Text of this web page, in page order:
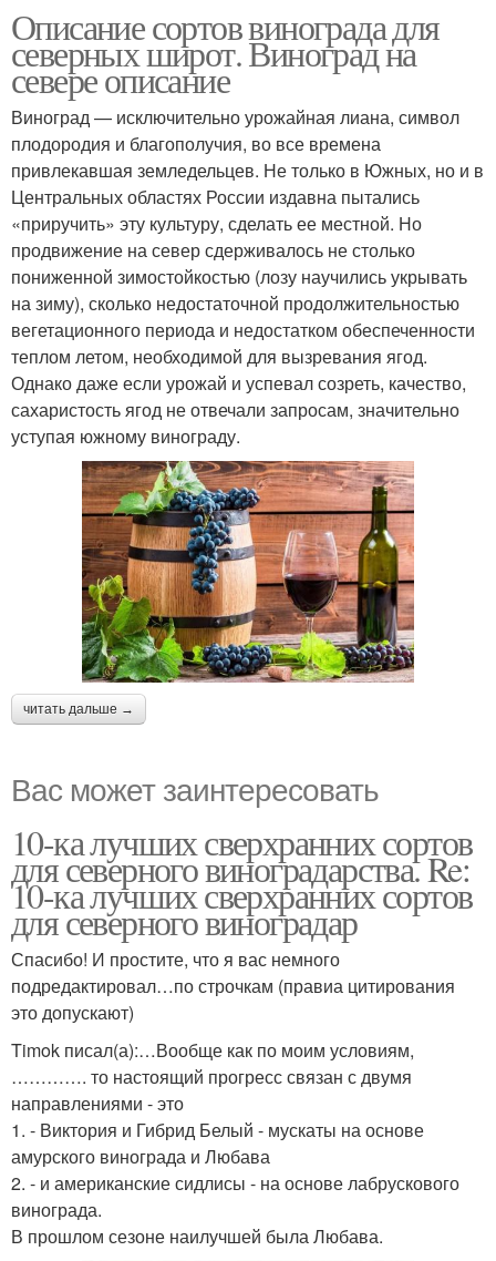
Описание сортов винограда для
северных широт. Виноград на
севере описание
Виноград — исключительно урожайная лиана, символ
плодородия и благополучия, во все времена
привлекавшая земледельцев. Не только в Южных, но и в
Центральных областях России издавна пытались
«приручить» эту культуру, сделать ее местной. Но
продвижение на север сдерживалось не столько
пониженной зимостойкостью (лозу научились укрывать
на зиму), сколько недостаточной продолжительностью
вегетационного периода и недостатком обеспеченности
теплом летом, необходимой для вызревания ягод.
Однако даже если урожай и успевал созреть, качество,
сахаристость ягод не отвечали запросам, значительно
уступая южному винограду.
читать дальше →
Вас может заинтересовать
10-ка лучших сверхранних сортов
для северного виноградарства. Re:
10-ка лучших сверхранних сортов
для северного виноградар
Спасибо! И простите, что я вас немного
подредактировал…по строчкам (правиа цитирования
это допускают)
Timok писал(а):…Вообще как по моим условиям,
…………. то настоящий прогресс связан с двумя
направлениями - это
1. - Виктория и Гибрид Белый - мускаты на основе
амурского винограда и Любава
2. - и американские сидлисы - на основе лабрускового
винограда.
В прошлом сезоне наилучшей была Любава.